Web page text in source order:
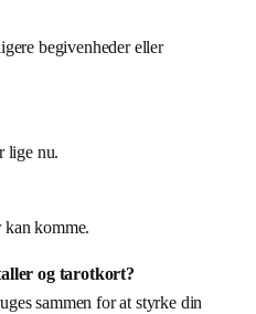
begivenheder eller
lige nu.
kan komme.
og tarotkort?
sammen for at styrke din